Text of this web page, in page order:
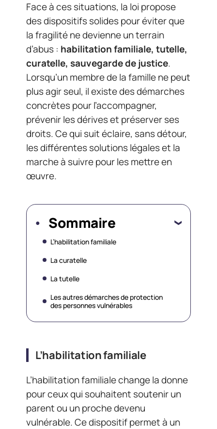
Face à ces situations, la loi propose
des dispositifs solides pour éviter que
la fragilité ne devienne un terrain
d’abus : habilitation familiale, tutelle,
curatelle, sauvegarde de justice.
Lorsqu’un membre de la famille ne peut
plus agir seul, il existe des démarches
concrètes pour l’accompagner,
prévenir les dérives et préserver ses
droits. Ce qui suit éclaire, sans détour,
les différentes solutions légales et la
marche à suivre pour les mettre en
œuvre.
Sommaire
L’habilitation familiale
La curatelle
La tutelle
Les autres démarches de protection
des personnes vulnérables
L’habilitation familiale
L’habilitation familiale change la donne
pour ceux qui souhaitent soutenir un
parent ou un proche devenu
vulnérable. Ce dispositif permet à un